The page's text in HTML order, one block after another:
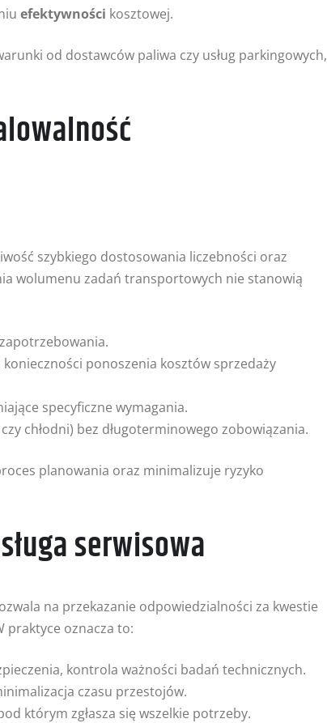
efektywności kosztowej.
od dostawców paliwa czy usług parkingowych,
szybkiego dostosowania liczebności oraz
wolumenu zadań transportowych nie stanowią
ponoszenia kosztów sprzedaży
specyficzne wymagania.
chłodni) bez długoterminowego zobowiązania.
planowania oraz minimalizuje ryzyko
serwisowa
na przekazanie odpowiedzialności za kwestie
praktyce oznacza to:
kontrola ważności badań technicznych.
czasu przestojów.
którym zgłasza się wszelkie potrzeby.